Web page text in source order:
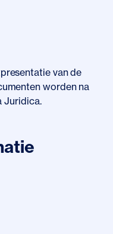
van de
worden na
Juridica.